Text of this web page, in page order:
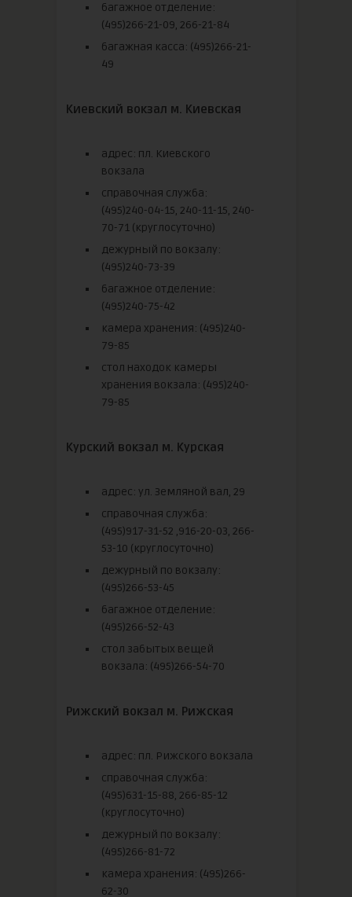
багажное отделение:
(495)266-21-09, 266-21-84
багажная касса: (495)266-21-
49
Киевский вокзал м. Киевская
адрес: пл. Киевского
вокзала
справочная служба:
(495)240-04-15, 240-11-15, 240-
70-71 (круглосуточно)
дежурный по вокзалу:
(495)240-73-39
багажное отделение:
(495)240-75-42
камера хранения: (495)240-
79-85
стол находок камеры
хранения вокзала: (495)240-
79-85
Курский вокзал м. Курская
адрес: ул. Земляной вал, 29
справочная служба:
(495)917-31-52 ,916-20-03, 266-
53-10 (круглосуточно)
дежурный по вокзалу:
(495)266-53-45
багажное отделение:
(495)266-52-43
стол забытых вещей
вокзала: (495)266-54-70
Рижский вокзал м. Рижская
адрес: пл. Рижского вокзала
справочная служба:
(495)631-15-88, 266-85-12
(круглосуточно)
дежурный по вокзалу:
(495)266-81-72
камера хранения: (495)266-
62-30